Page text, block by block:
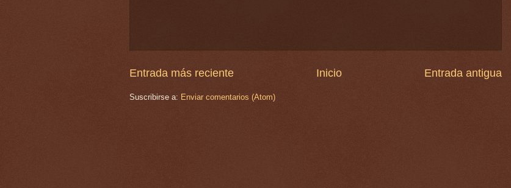
Entrada más reciente Entrada antigua
Inicio
Suscribirse a: Enviar comentarios (Atom)